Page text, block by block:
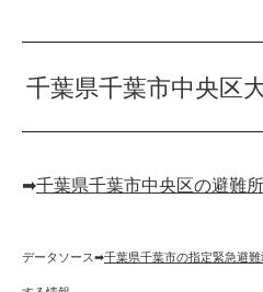
千葉県千葉市中央区
➡︎千葉県千葉市中央区の避難
データソース➡︎千葉県千葉市の指定緊急避